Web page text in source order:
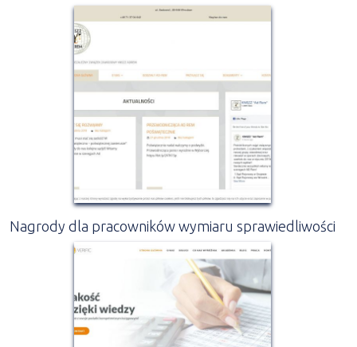
Nagrody dla pracowników wymiaru sprawiedliwości